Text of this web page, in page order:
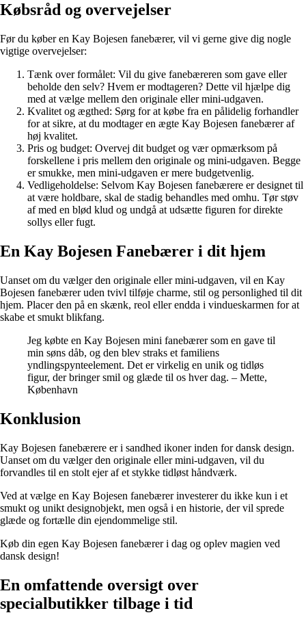
Købsråd og overvejelser
Før du køber en Kay Bojesen fanebærer, vil vi gerne give dig nogle
vigtige overvejelser:
Tænk over formålet: Vil du give fanebæreren som gave eller
beholde den selv? Hvem er modtageren? Dette vil hjælpe dig
med at vælge mellem den originale eller mini-udgaven.
Kvalitet og ægthed: Sørg for at købe fra en pålidelig forhandler
for at sikre, at du modtager en ægte Kay Bojesen fanebærer af
høj kvalitet.
Pris og budget: Overvej dit budget og vær opmærksom på
forskellene i pris mellem den originale og mini-udgaven. Begge
er smukke, men mini-udgaven er mere budgetvenlig.
Vedligeholdelse: Selvom Kay Bojesen fanebærere er designet til
at være holdbare, skal de stadig behandles med omhu. Tør støv
af med en blød klud og undgå at udsætte figuren for direkte
sollys eller fugt.
En Kay Bojesen Fanebærer i dit hjem
Uanset om du vælger den originale eller mini-udgaven, vil en Kay
Bojesen fanebærer uden tvivl tilføje charme, stil og personlighed til dit
hjem. Placer den på en skænk, reol eller endda i vindueskarmen for at
skabe et smukt blikfang.
Jeg købte en Kay Bojesen mini fanebærer som en gave til
min søns dåb, og den blev straks et familiens
yndlingspynteelement. Det er virkelig en unik og tidløs
figur, der bringer smil og glæde til os hver dag. – Mette,
København
Konklusion
Kay Bojesen fanebærere er i sandhed ikoner inden for dansk design.
Uanset om du vælger den originale eller mini-udgaven, vil du
forvandles til en stolt ejer af et stykke tidløst håndværk.
Ved at vælge en Kay Bojesen fanebærer investerer du ikke kun i et
smukt og unikt designobjekt, men også i en historie, der vil sprede
glæde og fortælle din ejendommelige stil.
Køb din egen Kay Bojesen fanebærer i dag og oplev magien ved
dansk design!
En omfattende oversigt over
specialbutikker tilbage i tid